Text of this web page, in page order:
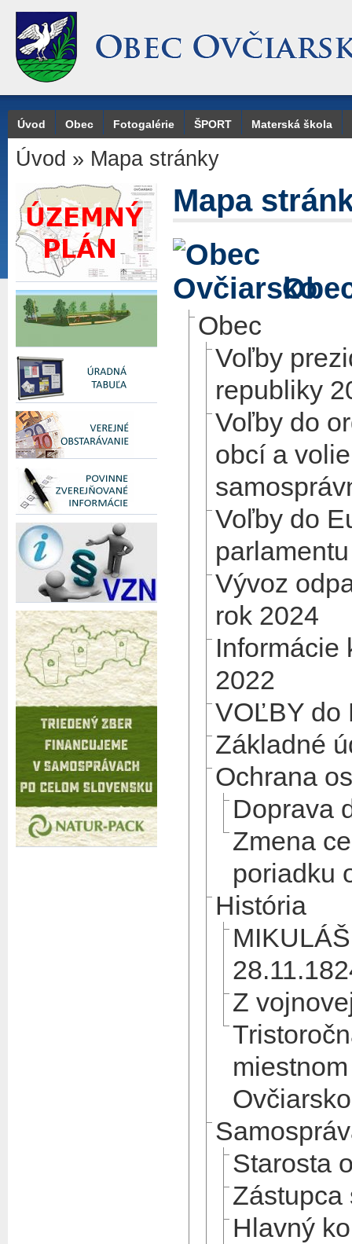
Úvod Obec Fotogalérie ŠPORT Materská škola
Úvod » Mapa stránky
Mapa
Obec
Voľby
republiky
Voľby do
obcí a
Voľby do
Vývoz
rok 2024
Informácie
2022
VOĽBY do
Základné
Ochrana
Doprava
Zmena
poriadku
História
Z
Ovčiarsko
Starosta
Zástupca
Hlavný